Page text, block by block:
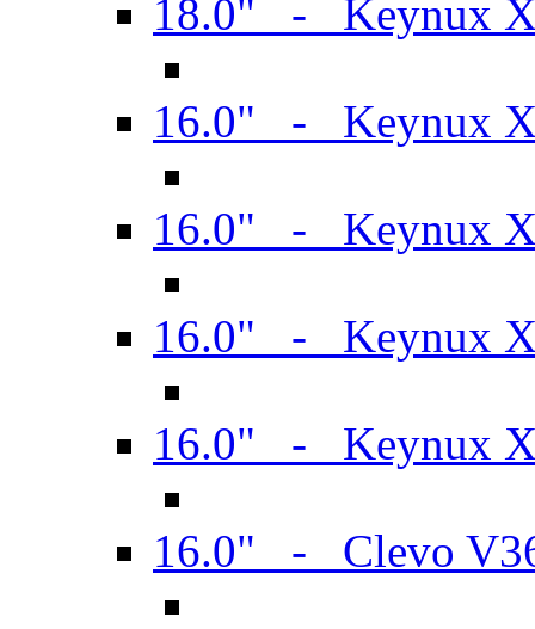
18.0" - Keynux
16.0" - Keynux
16.0" - Keynux
16.0" - Keynux
16.0" - Keynux
16.0" - Clevo